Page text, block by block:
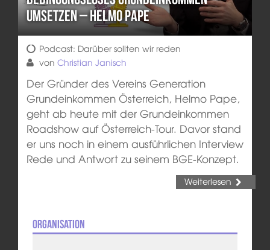
umsetzen – Helmo Pape
Podcast: Darüber sollten wir reden
von Christian Janisch
Der Gründer des Vereins Generation
Grundeinkommen Österreich, Helmo Pape,
geht ab heute mit der Grundeinkommen
Roadshow auf Österreich-Tour. Davor stand
er uns noch in einem ausführlichen Interview
Rede und Antwort zu seinem BGE-Konzept.
Weiterlesen
Organisation